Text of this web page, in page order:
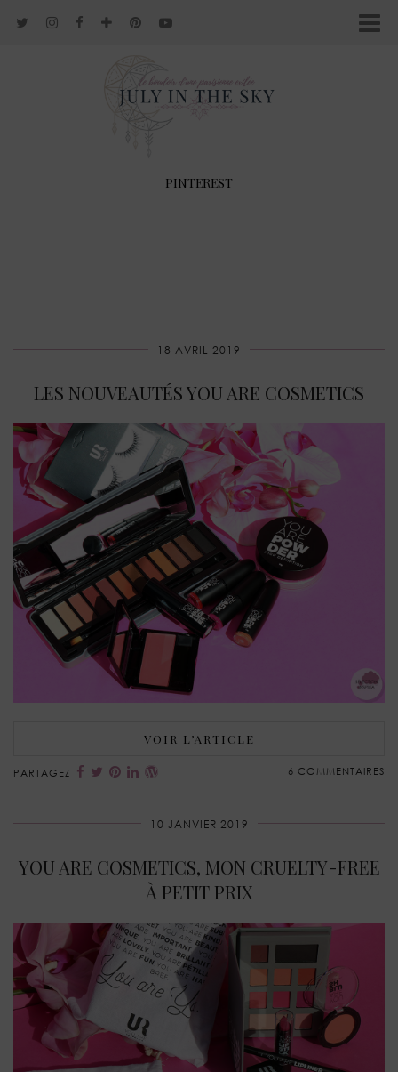
PINTEREST
18 AVRIL 2019
LES NOUVEAUTÉS YOU ARE COSMETICS
VOIR L’ARTICLE
PARTAGEZ 6 COMMENTAIRES
10 JANVIER 2019
YOU ARE COSMETICS, MON CRUELTY-FREE
À PETIT PRIX